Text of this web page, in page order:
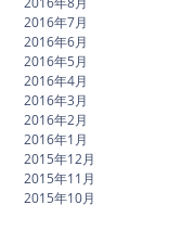
2016年7月
2016年6月
2016年5月
2016年4月
2016年3月
2016年2月
2016年1月
2015年12月
2015年11月
2015年10月